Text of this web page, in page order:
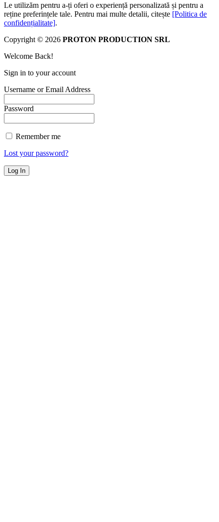
Le utilizăm pentru a-ți oferi o experiență personalizată și pentru a
reține preferințele tale. Pentru mai multe detalii, citește [Politica de
confidențialitate].
Copyright © 2026 PROTON PRODUCTION SRL
Welcome Back!
Sign in to your account
Username or Email Address
Password
Remember me
Lost your password?